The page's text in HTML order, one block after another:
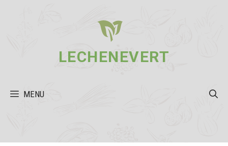
LECHENEVERT
MENU